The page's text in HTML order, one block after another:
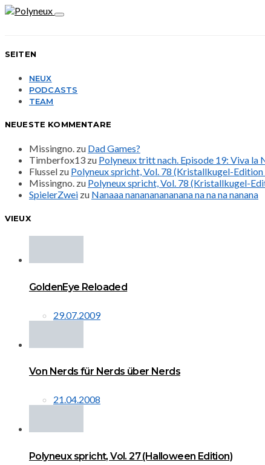
SEITEN
NEUX
PODCASTS
TEAM
NEUESTE KOMMENTARE
Missingno. zu Dad Games?
Timberfox13 zu Polyneux tritt nach. Episode 19: Viva la
Flussel zu Polyneux spricht, Vol. 78 (Kristallkugel-
Missingno. zu Polyneux spricht, Vol. 78 (Kristallkugel-
SpielerZwei zu Nanaaa nanananananana na na na nanana
VIEUX
GoldenEye Reloaded
29.07.2009
Von Nerds für Nerds über Nerds
21.04.2008
Polyneux spricht, Vol. 27 (Halloween Edition)